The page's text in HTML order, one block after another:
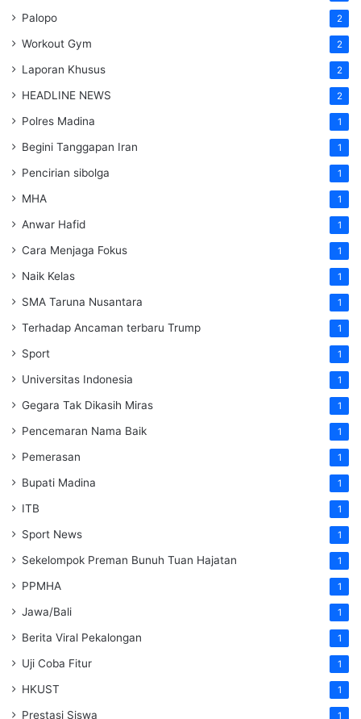
Palopo 2
Workout Gym 2
Laporan Khusus 2
HEADLINE NEWS 2
Polres Madina 1
Begini Tanggapan Iran 1
Pencirian sibolga 1
MHA 1
Anwar Hafid 1
Cara Menjaga Fokus 1
Naik Kelas 1
SMA Taruna Nusantara 1
Terhadap Ancaman terbaru Trump 1
Sport 1
Universitas Indonesia 1
Gegara Tak Dikasih Miras 1
Pencemaran Nama Baik 1
Pemerasan 1
Bupati Madina 1
ITB 1
Sport News 1
Sekelompok Preman Bunuh Tuan Hajatan 1
PPMHA 1
Jawa/Bali 1
Berita Viral Pekalongan 1
Uji Coba Fitur 1
HKUST 1
Prestasi Siswa 1